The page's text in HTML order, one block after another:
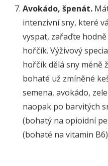
Avokádo, špenát.
intenzivní sny, které
vyspat, zařaďte
hořčík. Výživový
hořčík dělá sny méně
bohaté už zmíněné
semena, avokádo,
naopak po barvitých
(bohatý na opioidní
(bohaté na vitamin B6)